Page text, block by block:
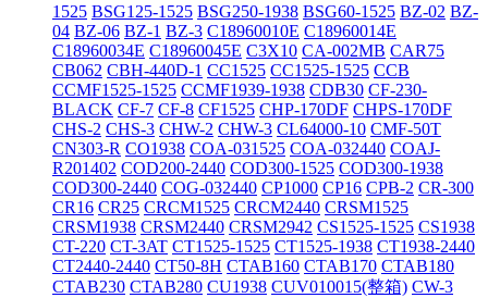
1525 BSG125-1525 BSG250-1938 BSG60-1525 BZ-02 BZ-
04 BZ-06 BZ-1 BZ-3 C18960010E C18960014E
C18960034E C18960045E C3X10 CA-002MB CAR75
CB062 CBH-440D-1 CC1525 CC1525-1525 CCB
CCMF1525-1525 CCMF1939-1938 CDB30 CF-230-
BLACK CF-7 CF-8 CF1525 CHP-170DF CHPS-170DF
CHS-2 CHS-3 CHW-2 CHW-3 CL64000-10 CMF-50T
CN303-R CO1938 COA-031525 COA-032440 COAJ-
R201402 COD200-2440 COD300-1525 COD300-1938
COD300-2440 COG-032440 CP1000 CP16 CPB-2 CR-300
CR16 CR25 CRCM1525 CRCM2440 CRSM1525
CRSM1938 CRSM2440 CRSM2942 CS1525-1525 CS1938
CT-220 CT-3AT CT1525-1525 CT1525-1938 CT1938-2440
CT2440-2440 CT50-8H CTAB160 CTAB170 CTAB180
CTAB230 CTAB280 CU1938 CUV010015(整箱) CW-3